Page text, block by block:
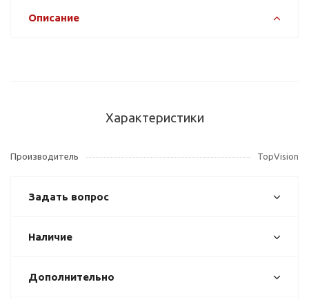
Описание
Характеристики
Производитель TopVision
Задать вопрос
Наличие
Дополнительно